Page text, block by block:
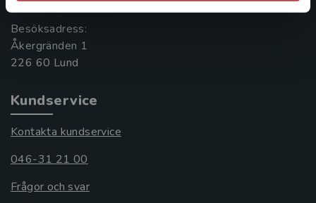
Besöksadress:
Åkergränden 1
Kundservice
Kontakta kundservice
046-31 21 00
Frågor och svar